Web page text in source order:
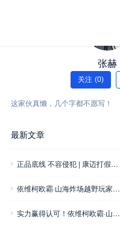
张赫
关注 (0)
这家伙真懒，几个字都不愿写！
最新文章
正品底线 不容侵犯 | 康迈打假胜
依维柯欧霸·山海炸场越野玩家车
实力赢得认可！依维柯欧霸·山海